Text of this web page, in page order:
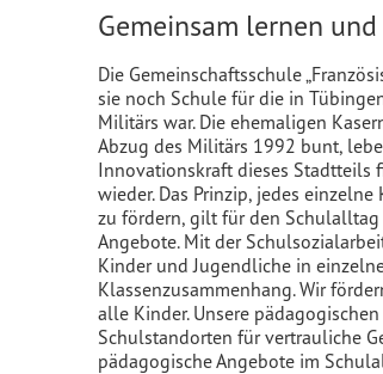
Gemeinsam lernen
Die Gemeinschaftsschule
sie noch Schule für die in
Militärs war. Die ehemaligen
Abzug des Militärs 1992 bunt,
Innovationskraft dieses Stadtteils
wieder. Das Prinzip, jedes
zu fördern, gilt für den
Angebote. Mit der
Kinder und Jugendliche in
Klassenzusammenhang. Wir
alle Kinder. Unsere
Schulstandorten für vertrauliche
pädagogische Angebote im